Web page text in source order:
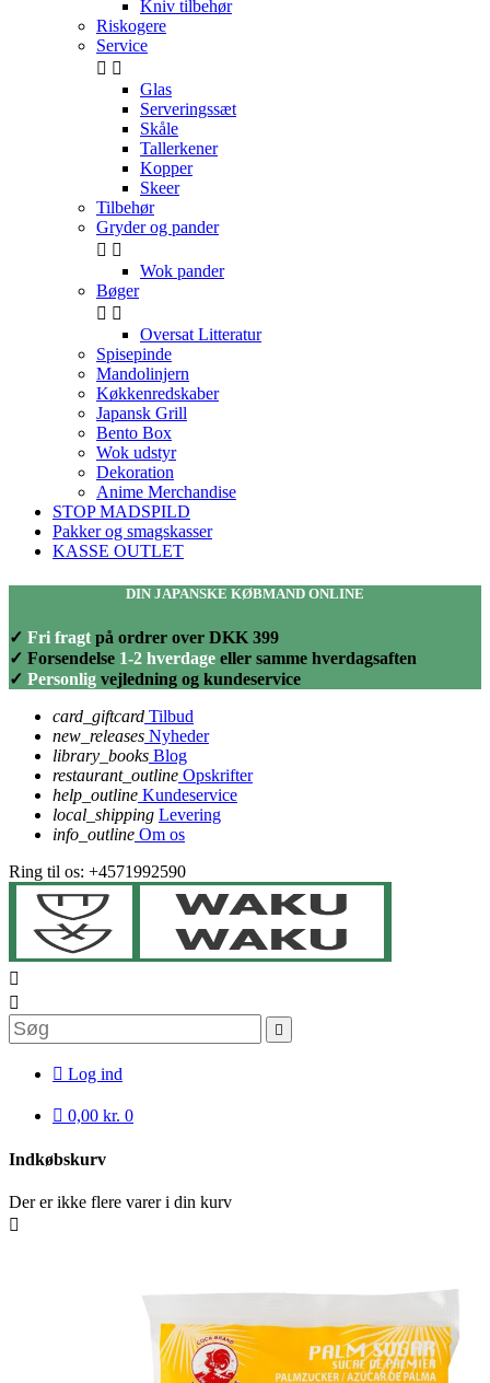
Kniv tilbehør
Riskogere
Service
 
Glas
Serveringssæt
Skåle
Tallerkener
Kopper
Skeer
Tilbehør
Gryder og pander
 
Wok pander
Bøger
 
Oversat Litteratur
Spisepinde
Mandolinjern
Køkkenredskaber
Japansk Grill
Bento Box
Wok udstyr
Dekoration
Anime Merchandise
STOP MADSPILD
Pakker og smagskasser
KASSE OUTLET
DIN JAPANSKE KØBMAND ONLINE
✓ Fri fragt på ordrer over DKK 399
✓ Forsendelse 1-2 hverdage eller samme hverdagsaften
✓ Personlig vejledning og kundeservice
card_giftcard Tilbud
new_releases Nyheder
library_books Blog
restaurant_outline Opskrifter
help_outline Kundeservice
local_shipping Levering
info_outline Om os
Ring til os: +4571992590



 Log ind
 0,00 kr. 0
Indkøbskurv
Der er ikke flere varer i din kurv
